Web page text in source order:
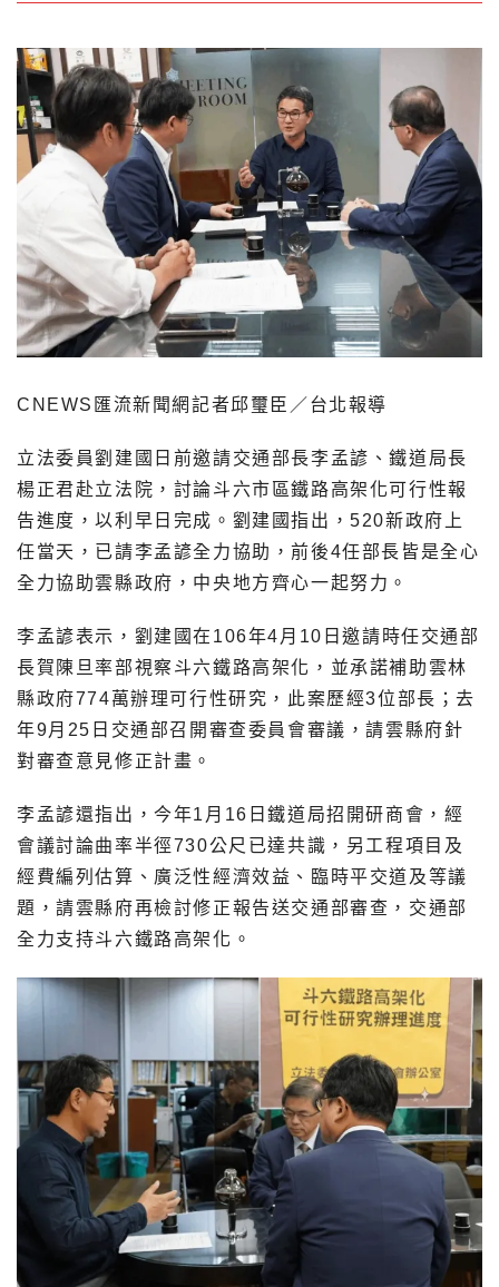
CNEWS匯流新聞網記者邱璽臣／台北報導
立法委員劉建國日前邀請交通部長李孟諺、鐵道局長
楊正君赴立法院，討論斗六市區鐵路高架化可行性報
告進度，以利早日完成。劉建國指出，520新政府上
任當天，已請李孟諺全力協助，前後4任部長皆是全心
全力協助雲縣政府，中央地方齊心一起努力。
李孟諺表示，劉建國在106年4月10日邀請時任交通部
長賀陳旦率部視察斗六鐵路高架化，並承諾補助雲林
縣政府774萬辦理可行性研究，此案歷經3位部長；去
年9月25日交通部召開審查委員會審議，請雲縣府針
對審查意見修正計畫。
李孟諺還指出，今年1月16日鐵道局招開研商會，經
會議討論曲率半徑730公尺已達共識，另工程項目及
經費編列估算、廣泛性經濟效益、臨時平交道及等議
題，請雲縣府再檢討修正報告送交通部審查，交通部
全力支持斗六鐵路高架化。